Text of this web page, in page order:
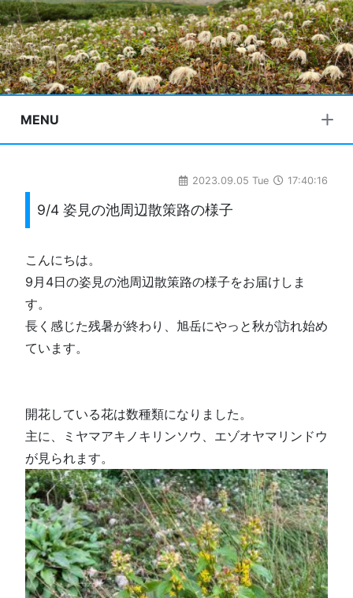
MENU
2023.09.05 Tue 17:40:16
9/4 姿見の池周辺散策路の様子
こんにちは。
9月4日の姿見の池周辺散策路の様子をお届けしま
す。
長く感じた残暑が終わり、旭岳にやっと秋が訪れ始め
ています。
開花している花は数種類になりました。
主に、ミヤマアキノキリンソウ、エゾオヤマリンドウ
が見られます。